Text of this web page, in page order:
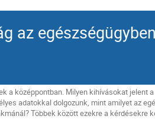
az egészségügyben
a középpontban. Milyen kihívásokat jelent
adatokkal dolgozunk, mint amilyet az
Többek között ezekre a kérdésekre